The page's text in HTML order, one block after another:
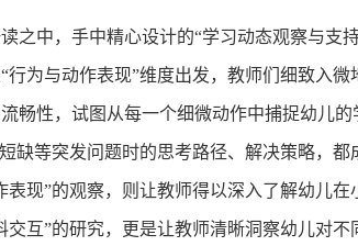
之中，手中精心设计的“学习动态观察与支
为与动作表现”维度出发，教师们细致入微
畅性，试图从每一个细微动作中捕捉幼儿的
缺等突发问题时的思考路径、解决策略，都
现”的观察，则让教师得以深入了解幼儿在
互”的研究，更是让教师清晰洞察幼儿对不